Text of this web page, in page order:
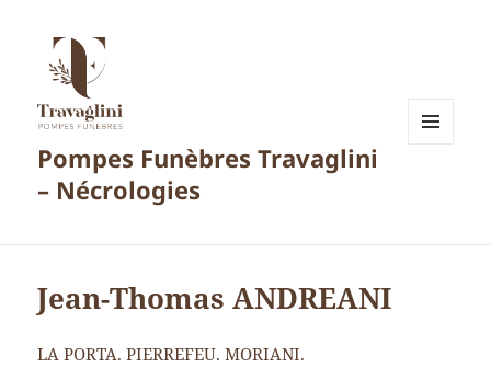
Pompes Funèbres Travaglini
– Nécrologies
Jean-Thomas ANDREANI
LA PORTA. PIERREFEU. MORIANI.